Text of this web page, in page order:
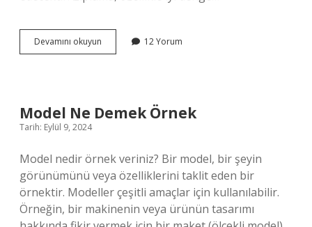
Devamını okuyun Çocuklar
Ne
12 Yorum
Model Ne Demek Örnek
Tarih: Eylül 9, 2024
Model nedir örnek veriniz? Bir model, bir şeyin
görünümünü veya özelliklerini taklit eden bir
örnektir. Modeller çeşitli amaçlar için kullanılabilir.
Örneğin, bir makinenin veya ürünün tasarımı